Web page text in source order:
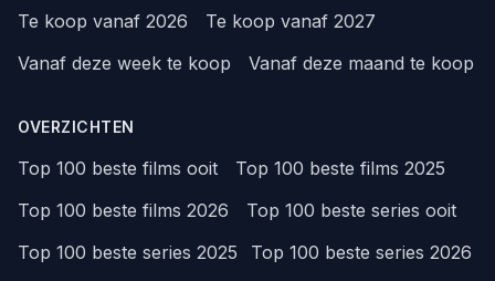
Te koop vanaf 2026
Te koop vanaf 2027
Vanaf deze week te koop
Vanaf deze maand te koop
OVERZICHTEN
Top 100 beste films ooit
Top 100 beste films 2025
Top 100 beste films 2026
Top 100 beste series ooit
Top 100 beste series 2025
Top 100 beste series 2026